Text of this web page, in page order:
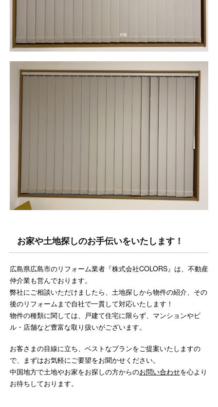
お家や土地探しのお手伝いをいたします！
広島県広島市のリフォーム業者『株式会社COLORS』は、不動産
仲介業も営んでおります。
弊社にご相談いただけましたら、土地探しから物件の紹介、その
後のリフォームまで自社で一貫して対応いたします！
物件の種類に関しては、戸建て住宅に限らず、マンションやビ
ル・店舗など豊富な取り扱いがございます。
お客さまの目線に立ち、ベストなプランをご提案いたしますの
で、まずはお気軽にご要望をお聞かせください。
中国地方で土地やお家をお探しの方からのお問い合わせを心より
お待ちしております。